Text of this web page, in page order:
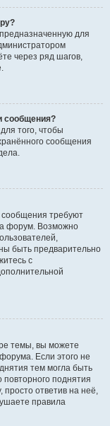
для
через ряд шагов,
сообщения?
того, чтобы
сообщения
требуют
форум. Возможно
быть предварительно
с
темы, вы можете
Если этого не
тем могла быть
поднятия
ответив на неё,
правила